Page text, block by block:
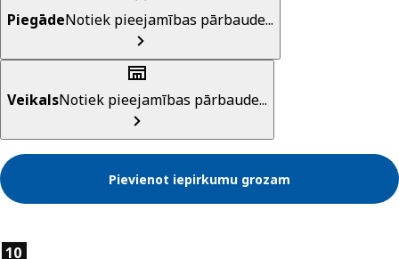
PiegādeNotiek pieejamības pārbaude...
VeikalsNotiek pieejamības pārbaude...
Pievienot iepirkumu grozam
Preces īpašības
10